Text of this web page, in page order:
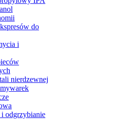
do
i
nierdzewnej
odgrzybianie